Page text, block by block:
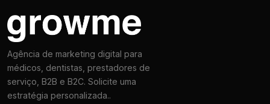
Agência de marketing digital para
médicos, dentistas, prestadores de
serviço, B2B e B2C. Solicite uma
estratégia personalizada..